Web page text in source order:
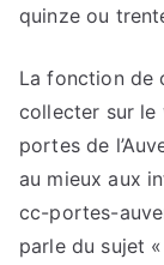
quinze ou
La fonction de
collecter sur le
portes de
au mieux aux
cc-portes-
parle du sujet